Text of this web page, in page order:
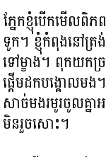
ភ្នែកខ្ញុំបើកមើល
ទូក។ ខ្ញុំកំពុងនៅត្រ
ទៅម្ខាង។ ពុកយកច្រ
ផ្តើមដកបង្គោលម
សាច់មងរមូរចូលគ្ន
មិនរួចសោះ។